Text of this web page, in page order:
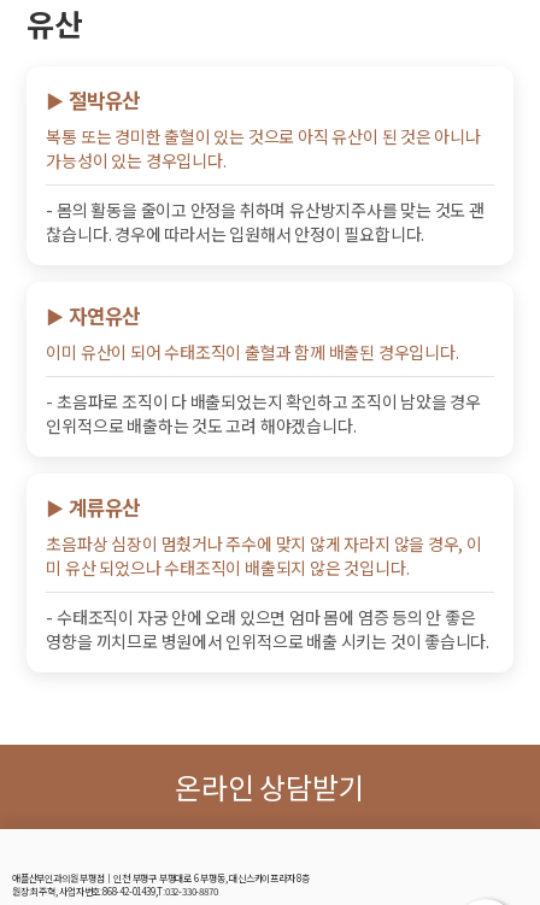
유산
▶ 절박유산
복통 또는 경미한 출혈이 있는 것으로 아직 유산이 된 것은 아니나
가능성이 있는 경우입니다.
- 몸의 활동을 줄이고 안정을 취하며 유산방지주사를 맞는 것도 괜
찮습니다. 경우에 따라서는 입원해서 안정이 필요합니다.
▶ 자연유산
이미 유산이 되어 수태조직이 출혈과 함께 배출된 경우입니다.
- 초음파로 조직이 다 배출되었는지 확인하고 조직이 남았을 경우
인위적으로 배출하는 것도 고려 해야겠습니다.
▶ 계류유산
초음파상 심장이 멈췄거나 주수에 맞지 않게 자라지 않을 경우, 이
미 유산 되었으나 수태조직이 배출되지 않은 것입니다.
- 수태조직이 자궁 안에 오래 있으면 엄마 몸에 염증 등의 안 좋은
영향을 끼치므로 병원에서 인위적으로 배출 시키는 것이 좋습니다.
온라인 상담받기
애플산부인과의원 부평점│인천 부평구 부평대로 6 부평동, 대신스카이프라자 8층
원장:최주혁, 사업자번호:868-42-01439,T:032-330-8870